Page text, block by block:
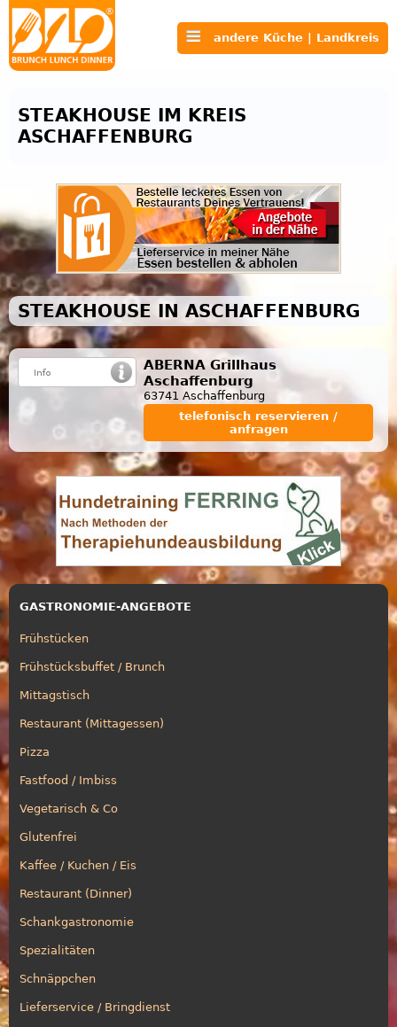
andere Küche | Landkreis
STEAKHOUSE IM KREIS
ASCHAFFENBURG
STEAKHOUSE IN ASCHAFFENBURG
ABERNA Grillhaus
Aschaffenburg
63741 Aschaffenburg
telefonisch reservieren /
anfragen
GASTRONOMIE-ANGEBOTE
Frühstücken
Frühstücksbuffet / Brunch
Mittagstisch
Restaurant (Mittagessen)
Pizza
Fastfood / Imbiss
Vegetarisch & Co
Glutenfrei
Kaffee / Kuchen / Eis
Restaurant (Dinner)
Schankgastronomie
Spezialitäten
Schnäppchen
Lieferservice / Bringdienst